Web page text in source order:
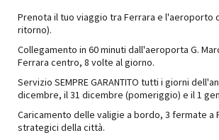
Prenota il tuo viaggio tra Ferrara e l'aeroporto
ritorno).
Collegamento in 60 minuti dall'aeroporta G.
Ferrara centro, 8 volte al giorno.
Servizio SEMPRE GARANTITO tutti i giorni
dicembre, il 31 dicembre (pomeriggio) e il 1
Caricamento delle valigie a bordo, 3 fermate a
strategici della città.